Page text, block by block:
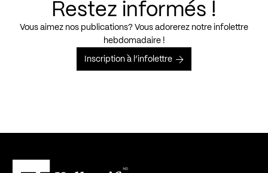
Restez informés !
Vous aimez nos publications? Vous adorerez notre infolettre
hebdomadaire !
Inscription à l’infolettre